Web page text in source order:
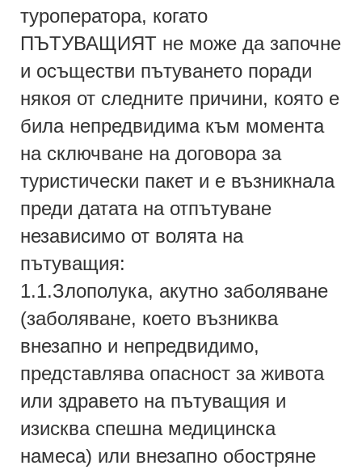
туроператора, когато
ПЪТУВАЩИЯТ не може да започне
и осъществи пътуването поради
някоя от следните причини, която е
била непредвидима към момента
на сключване на договора за
туристически пакет и е възникнала
преди датата на отпътуване
независимо от волята на
пътуващия:
1.1.Злополука, акутно заболяване
(заболяване, което възниква
внезапно и непредвидимо,
представлява опасност за живота
или здравето на пътуващия и
изисква спешна медицинска
намеса) или внезапно обостряне